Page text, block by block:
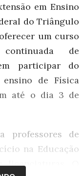
em Ensino
do Triângulo
um curso
de
participar do
ensino de Física
até o dia 3 de
professores de
na Educação
licenciaturas. O